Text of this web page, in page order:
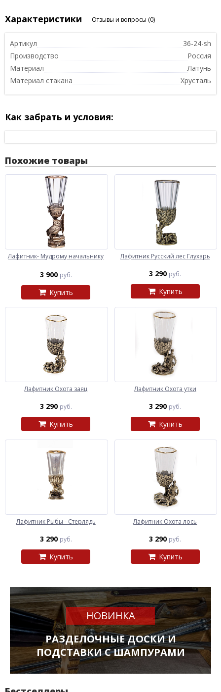
Характеристики Отзывы и вопросы (0)
Артикул
36-24-sh
Производство
Россия
Материал
Латунь
Материал стакана
Хрусталь
Как забрать и условия:
Похожие товары
Лафитник- Мудрому начальнику
3 900 руб.
Купить
Лафитник Русский лес Глухарь
3 290 руб.
Купить
Лафитник Охота заяц
3 290 руб.
Купить
Лафитник Охота утки
3 290 руб.
Купить
Лафитник Рыбы - Стерлядь
3 290 руб.
Купить
Лафитник Охота лось
3 290 руб.
Купить
НОВИНКА
РАЗДЕЛОЧНЫЕ ДОСКИ И
ПОДСТАВКИ С ШАМПУРАМИ